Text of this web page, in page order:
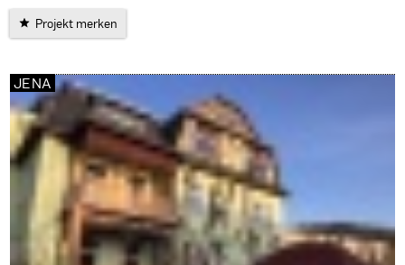
Projekt merken
JENA